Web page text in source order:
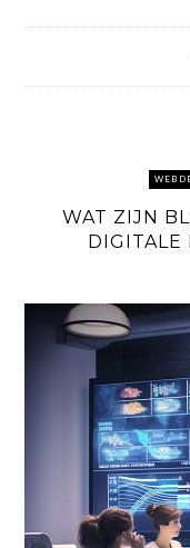
WAT ZIJN
DIGITALE